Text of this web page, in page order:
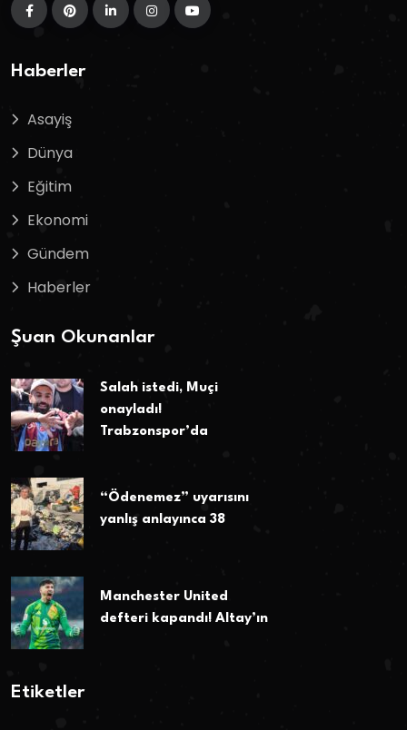
Haberler
Asayiş
Dünya
Eğitim
Ekonomi
Gündem
Haberler
Şuan Okunanlar
Salah istedi, Muçi
onayladı!
Trabzonspor’da
“Ödenemez” uyarısını
yanlış anlayınca 38
Manchester United
defteri kapandı! Altay’ın
Etiketler